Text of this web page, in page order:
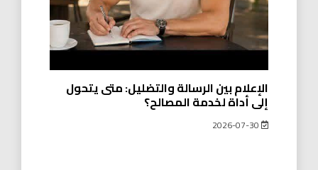
الإعلام بين الرسالة والتضليل: متى يتحول
إلى أداة لخدمة المصالح؟